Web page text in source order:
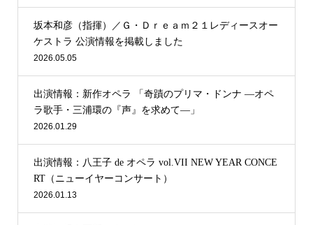
坂本和彦（指揮）／Ｇ・Ｄｒｅａｍ２１レディースオー
ケストラ 公演情報を掲載しました
2026.05.05
出演情報：新作オペラ 「奇蹟のプリマ・ドンナ —オペ
ラ歌手・三浦環の『声』を求めて—」
2026.01.29
出演情報：八王子 de オペラ vol.VII NEW YEAR CONCE
RT（ニューイヤーコンサート）
2026.01.13